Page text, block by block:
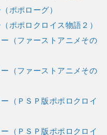
ポポローグ）
ポポロクロイス物語２）
（ファーストアニメその
（ファーストアニメその
（ＰＳＰ版ポポロクロイ
（ＰＳＰ版ポポロクロイ